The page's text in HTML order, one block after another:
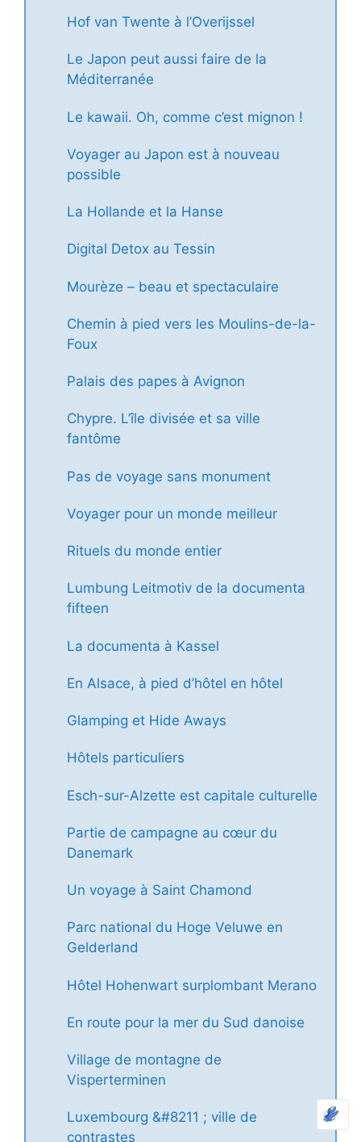
Hof van Twente à l’Overijssel
Le Japon peut aussi faire de la
Méditerranée
Le kawaii. Oh, comme c’est mignon !
Voyager au Japon est à nouveau
possible
La Hollande et la Hanse
Digital Detox au Tessin
Mourèze – beau et spectaculaire
Chemin à pied vers les Moulins-de-la-
Foux
Palais des papes à Avignon
Chypre. L’île divisée et sa ville
fantôme
Pas de voyage sans monument
Voyager pour un monde meilleur
Rituels du monde entier
Lumbung Leitmotiv de la documenta
fifteen
La documenta à Kassel
En Alsace, à pied d’hôtel en hôtel
Glamping et Hide Aways
Hôtels particuliers
Esch-sur-Alzette est capitale culturelle
Partie de campagne au cœur du
Danemark
Un voyage à Saint Chamond
Parc national du Hoge Veluwe en
Gelderland
Hôtel Hohenwart surplombant Merano
En route pour la mer du Sud danoise
Village de montagne de
Visperterminen
Luxembourg &#8211 ; ville de
contrastes